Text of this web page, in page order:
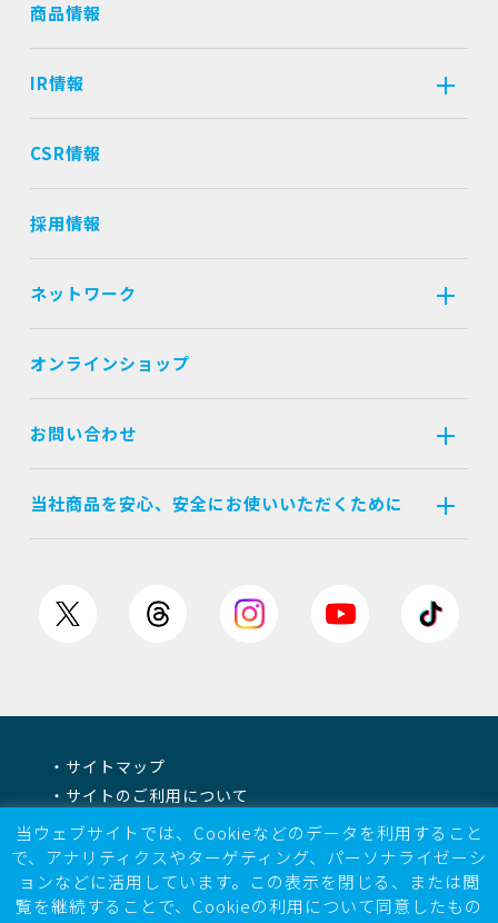
商品情報
IR情報
CSR情報
採用情報
ネットワーク
オンラインショップ
お問い合わせ
当社商品を安心、安全にお使いいただくために
サイトマップ
サイトのご利用について
個人情報保護方針
情報セキュリティ基本方針
電子公告
反社会的勢力に対する基本方針
当ウェブサイトでは、Cookieなどのデータを利用すること
で、アナリティクスやターゲティング、パーソナライゼーシ
ョンなどに活用しています。この表示を閉じる、または閲
覧を継続することで、Cookieの利用について同意したもの